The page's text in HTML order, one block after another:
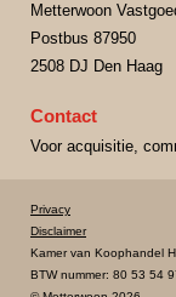
Metterwoon
Postbus 87950
2508 DJ Den Haag
Contact
Voor acquisitie,
Privacy
Disclaimer
Kamer van Koophandel
BTW nummer: 80 53 54